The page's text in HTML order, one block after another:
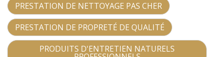
PRESTATION DE NETTOYAGE PAS CHER
PRESTATION DE PROPRETÉ DE QUALITÉ
PRODUITS D'ENTRETIEN NATURELS